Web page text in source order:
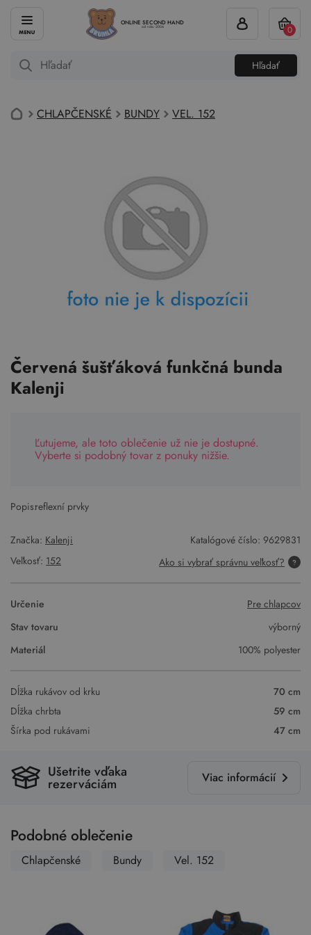
ONLINE SECOND HAND
od roku 2004
Hľadať
0
CHLAPČENSKÉ BUNDY VEL. 152
Červená šušťáková funkčná bunda
Kalenji
Ľutujeme, ale toto oblečenie už nie je dostupné.
Vyberte si podobný tovar z ponuky nižšie.
Popis:reflexní prvky
Značka: Kalenji Katalógové číslo: 9629831
Veľkosť: 152 Ako si vybrať správnu veľkosť?
Určenie
Pre chlapcov
Stav tovaru
výborný
Materiál
100% polyester
Dĺžka rukávov od krku
70 cm
Dĺžka chrbta
59 cm
Šírka pod rukávami
47 cm
Ušetrite vďaka
rezerváciám Viac informácií
Podobné oblečenie
Chlapčenské Bundy Vel. 152